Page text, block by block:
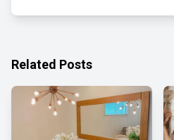
Related Posts